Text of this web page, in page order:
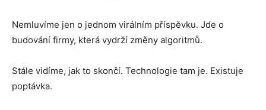
Nemluvíme jen o jednom virálním příspěvku. Jde o
budování firmy, která vydrží změny algoritmů.
Stále vidíme, jak to skončí. Technologie tam je. Existuje
poptávka.